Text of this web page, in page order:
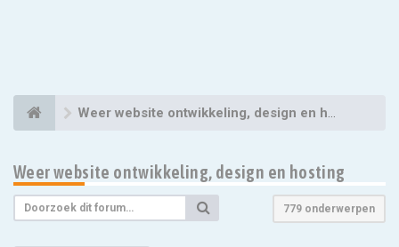
Weer website ontwikkeling, design en hosting
Weer website ontwikkeling, design en hosting
779 onderwerpen